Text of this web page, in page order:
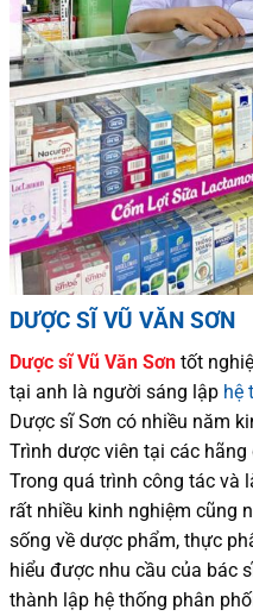
DƯỢC SĨ VŨ VĂN SƠN
Dược sĩVũ Văn Sơn tốt
tại anh là người sáng lập hệ
Dược sĩSơn có nhiều năm
Trình dược viên tại các
Trong quá trình công tác và
rất nhiều kinh nghiệm cũng
sống về dược phẩm, thực
hiểu được nhu cầu của bác
thành lập hệ thống phân